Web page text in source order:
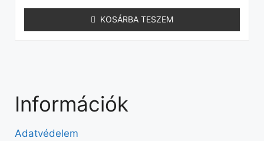
KOSÁRBA TESZEM
Információk
Adatvédelem